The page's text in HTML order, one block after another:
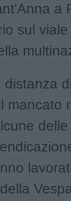
a
sul
mancato